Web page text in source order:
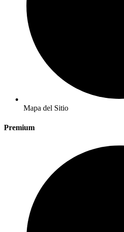
Mapa del Sitio
Premium